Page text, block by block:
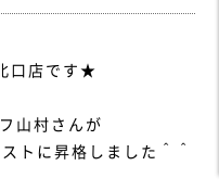
口店です★
山村さんが
トに昇格しました＾＾